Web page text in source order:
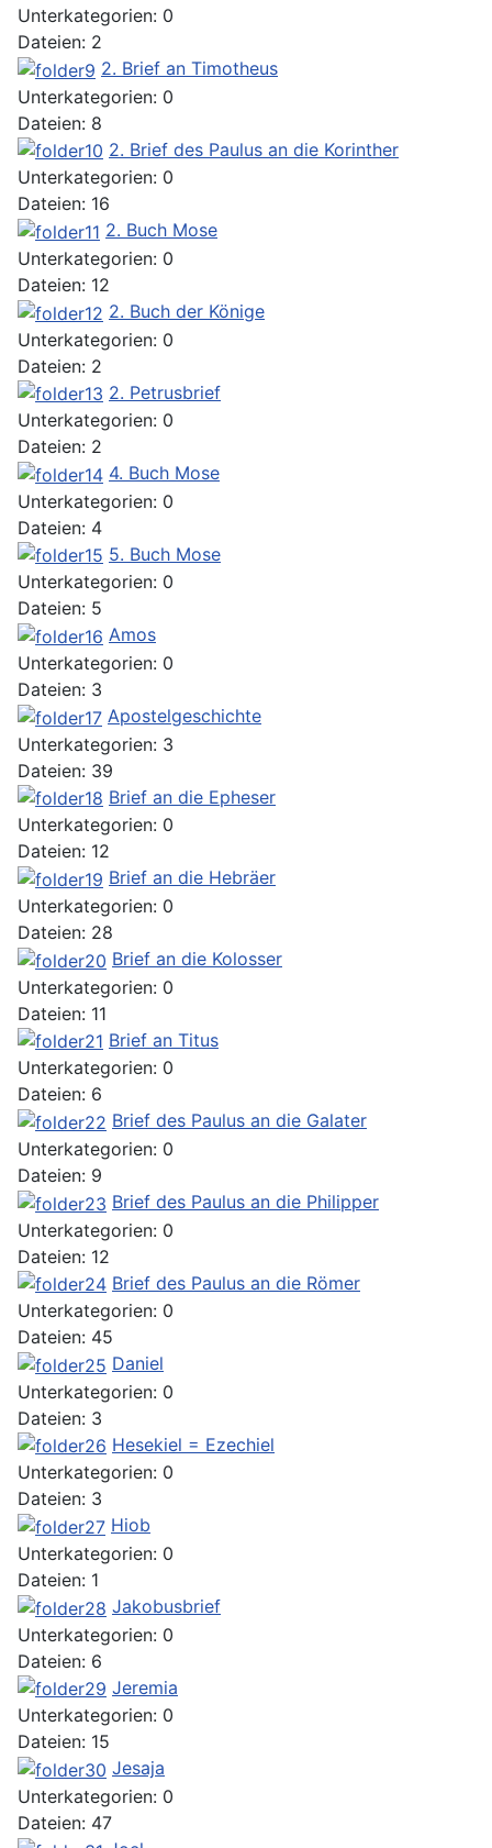
Unterkategorien: 0
Dateien: 2
2. Brief an Timotheus
Unterkategorien: 0
Dateien: 8
2. Brief des Paulus an die Korinther
Unterkategorien: 0
Dateien: 16
2. Buch Mose
Unterkategorien: 0
Dateien: 12
2. Buch der Könige
Unterkategorien: 0
Dateien: 2
2. Petrusbrief
Unterkategorien: 0
Dateien: 2
4. Buch Mose
Unterkategorien: 0
Dateien: 4
5. Buch Mose
Unterkategorien: 0
Dateien: 5
Amos
Unterkategorien: 0
Dateien: 3
Apostelgeschichte
Unterkategorien: 3
Dateien: 39
Brief an die Epheser
Unterkategorien: 0
Dateien: 12
Brief an die Hebräer
Unterkategorien: 0
Dateien: 28
Brief an die Kolosser
Unterkategorien: 0
Dateien: 11
Brief an Titus
Unterkategorien: 0
Dateien: 6
Brief des Paulus an die Galater
Unterkategorien: 0
Dateien: 9
Brief des Paulus an die Philipper
Unterkategorien: 0
Dateien: 12
Brief des Paulus an die Römer
Unterkategorien: 0
Dateien: 45
Daniel
Unterkategorien: 0
Dateien: 3
Hesekiel = Ezechiel
Unterkategorien: 0
Dateien: 3
Hiob
Unterkategorien: 0
Dateien: 1
Jakobusbrief
Unterkategorien: 0
Dateien: 6
Jeremia
Unterkategorien: 0
Dateien: 15
Jesaja
Unterkategorien: 0
Dateien: 47